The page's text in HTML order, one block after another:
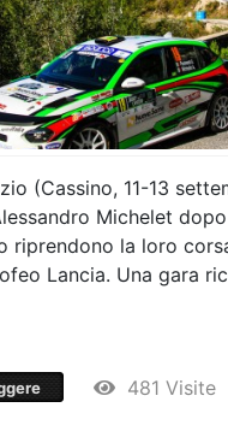
(Cassino, 11-13
Michelet
riprendono la loro
Lancia. Una gara
481 Visite